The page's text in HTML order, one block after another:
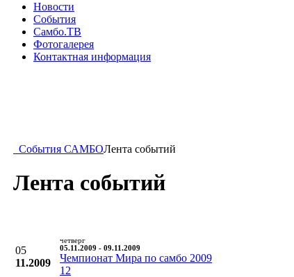
Новости
События
Самбо.ТВ
Фотогалерея
Контактная информация
События САМБОЛента событий
Лента событий
05
11.2009
четверг
05.11.2009 - 09.11.2009
Чемпионат Мира по самбо 2009
12